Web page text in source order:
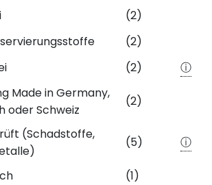
(2)
(2)
(2)
ⓘ
Made in Germany,
oder Schweiz
(2)
(Schadstoffe,
(5) ⓘ
(1)